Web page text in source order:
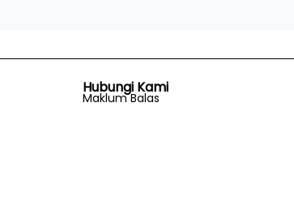
Hubungi Kami
Maklum Balas